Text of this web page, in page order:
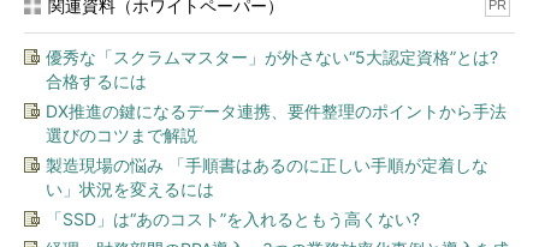
関連資料（ホワイトペーパー） PR
優秀な「スクラムマスター」が外さない“5大認定資格”とは?
合格するには
DX推進の鍵になるデータ連携、要件整理のポイントから手法
選びのコツまで解説
製造現場の悩み 「手順書はあるのに正しい手順が定着しな
い」状況を変えるには
「SSD」は“あのコスト”を入れるともう高くない?